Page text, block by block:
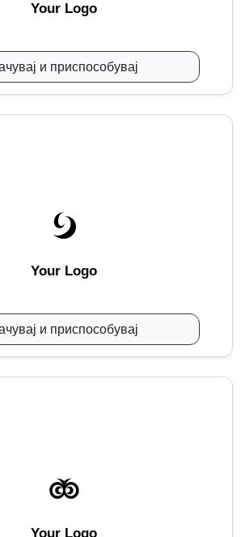
Your Logo
и приспособувај
Your Logo
и приспособувај
Your Logo